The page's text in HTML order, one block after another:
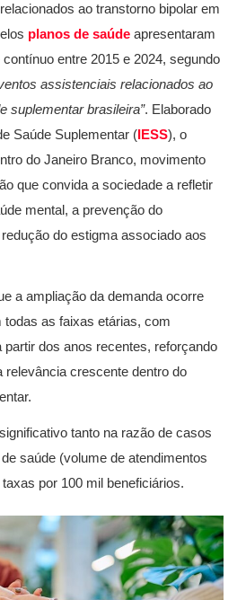
ao transtorno bipolar em
planos de saúde apresentaram
entre 2015 e 2024, segundo
assistenciais relacionados ao
suplementar brasileira”. Elaborado
Saúde Suplementar (IESS), o
do Janeiro Branco, movimento
que convida a sociedade a refletir
mental, a prevenção do
do estigma associado aos
a ampliação da demanda ocorre
as faixas etárias, com
dos anos recentes, reforçando
relevância crescente dentro do
tanto na razão de casos
saúde (volume de atendimentos
por 100 mil beneficiários.